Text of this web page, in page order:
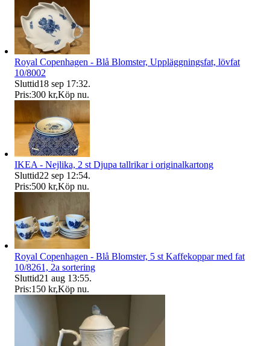
Royal Copenhagen - Blå Blomster, Uppläggningsfat, lövfat
10/8002
Sluttid18 sep 17:32.
Pris:300 kr,Köp nu.
IKEA - Nejlika, 2 st Djupa tallrikar i originalkartong
Sluttid22 sep 12:54.
Pris:500 kr,Köp nu.
Royal Copenhagen - Blå Blomster, 5 st Kaffekoppar med fat
10/8261, 2a sortering
Sluttid21 aug 13:55.
Pris:150 kr,Köp nu.